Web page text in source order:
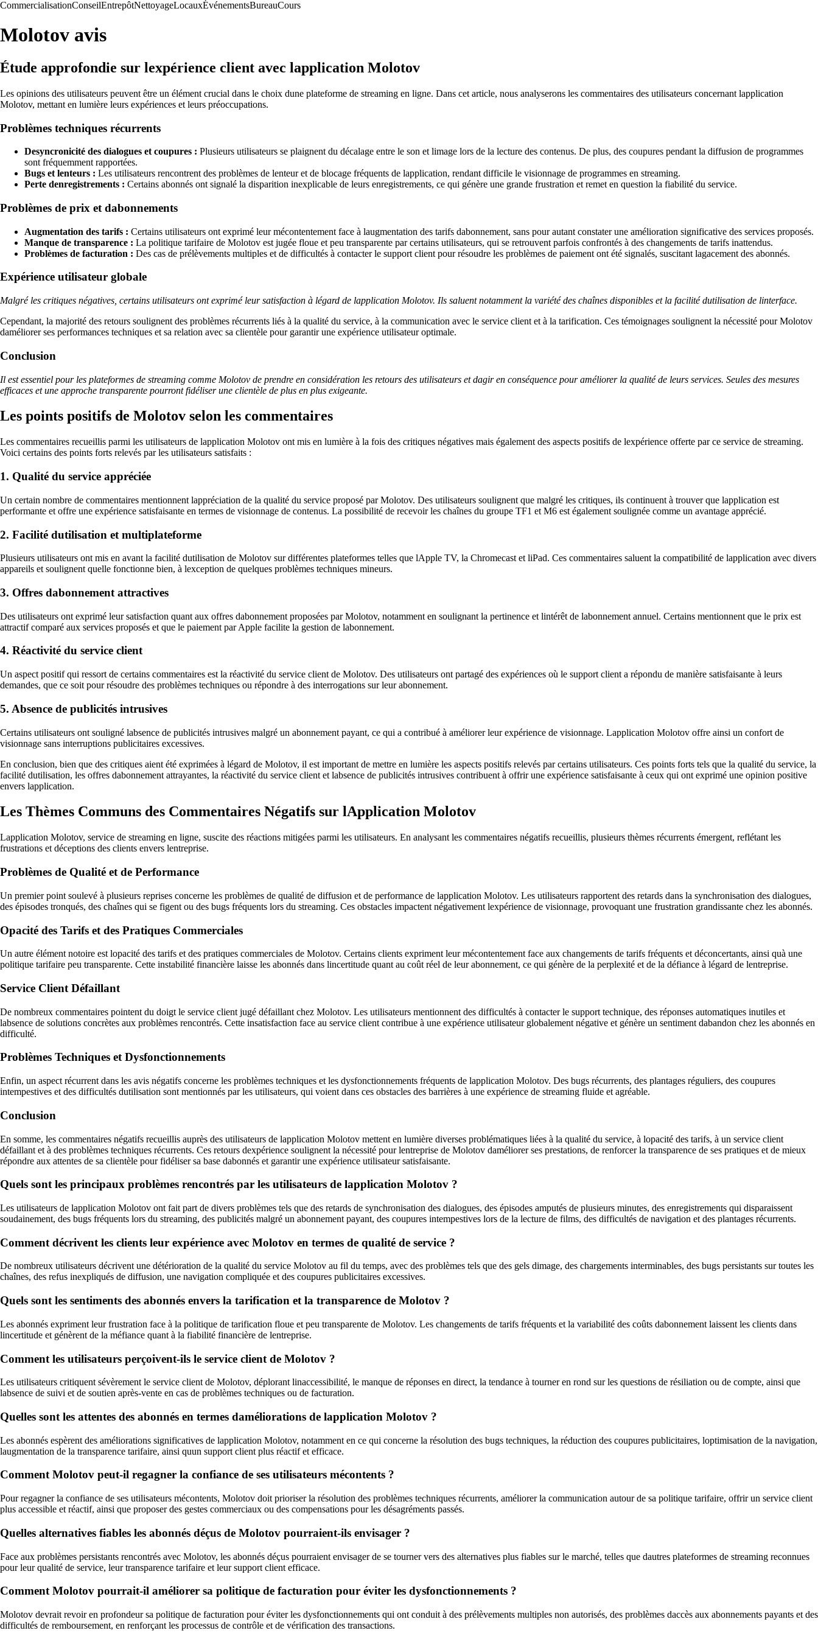
CommercialisationConseilEntrepôtNettoyageLocauxÉvénementsBureauCours
Molotov avis
Étude approfondie sur lexpérience client avec lapplication Molotov
Les opinions des utilisateurs peuvent être un élément crucial dans le choix dune plateforme de streaming en ligne. Dans cet article, nous analyserons les commentaires des utilisateurs concernant lapplication
Molotov, mettant en lumière leurs expériences et leurs préoccupations.
Problèmes techniques récurrents
Desyncronicité des dialogues et coupures : Plusieurs utilisateurs se plaignent du décalage entre le son et limage lors de la lecture des contenus. De plus, des coupures pendant la diffusion de programmes
sont fréquemment rapportées.
Bugs et lenteurs : Les utilisateurs rencontrent des problèmes de lenteur et de blocage fréquents de lapplication, rendant difficile le visionnage de programmes en streaming.
Perte denregistrements : Certains abonnés ont signalé la disparition inexplicable de leurs enregistrements, ce qui génère une grande frustration et remet en question la fiabilité du service.
Problèmes de prix et dabonnements
Augmentation des tarifs : Certains utilisateurs ont exprimé leur mécontentement face à laugmentation des tarifs dabonnement, sans pour autant constater une amélioration significative des services proposés.
Manque de transparence : La politique tarifaire de Molotov est jugée floue et peu transparente par certains utilisateurs, qui se retrouvent parfois confrontés à des changements de tarifs inattendus.
Problèmes de facturation : Des cas de prélèvements multiples et de difficultés à contacter le support client pour résoudre les problèmes de paiement ont été signalés, suscitant lagacement des abonnés.
Expérience utilisateur globale
Malgré les critiques négatives, certains utilisateurs ont exprimé leur satisfaction à légard de lapplication Molotov. Ils saluent notamment la variété des chaînes disponibles et la facilité dutilisation de linterface.
Cependant, la majorité des retours soulignent des problèmes récurrents liés à la qualité du service, à la communication avec le service client et à la tarification. Ces témoignages soulignent la nécessité pour Molotov
daméliorer ses performances techniques et sa relation avec sa clientèle pour garantir une expérience utilisateur optimale.
Conclusion
Il est essentiel pour les plateformes de streaming comme Molotov de prendre en considération les retours des utilisateurs et dagir en conséquence pour améliorer la qualité de leurs services. Seules des mesures
efficaces et une approche transparente pourront fidéliser une clientèle de plus en plus exigeante.
Les points positifs de Molotov selon les commentaires
Les commentaires recueillis parmi les utilisateurs de lapplication Molotov ont mis en lumière à la fois des critiques négatives mais également des aspects positifs de lexpérience offerte par ce service de streaming.
Voici certains des points forts relevés par les utilisateurs satisfaits :
1. Qualité du service appréciée
Un certain nombre de commentaires mentionnent lappréciation de la qualité du service proposé par Molotov. Des utilisateurs soulignent que malgré les critiques, ils continuent à trouver que lapplication est
performante et offre une expérience satisfaisante en termes de visionnage de contenus. La possibilité de recevoir les chaînes du groupe TF1 et M6 est également soulignée comme un avantage apprécié.
2. Facilité dutilisation et multiplateforme
Plusieurs utilisateurs ont mis en avant la facilité dutilisation de Molotov sur différentes plateformes telles que lApple TV, la Chromecast et liPad. Ces commentaires saluent la compatibilité de lapplication avec divers
appareils et soulignent quelle fonctionne bien, à lexception de quelques problèmes techniques mineurs.
3. Offres dabonnement attractives
Des utilisateurs ont exprimé leur satisfaction quant aux offres dabonnement proposées par Molotov, notamment en soulignant la pertinence et lintérêt de labonnement annuel. Certains mentionnent que le prix est
attractif comparé aux services proposés et que le paiement par Apple facilite la gestion de labonnement.
4. Réactivité du service client
Un aspect positif qui ressort de certains commentaires est la réactivité du service client de Molotov. Des utilisateurs ont partagé des expériences où le support client a répondu de manière satisfaisante à leurs
demandes, que ce soit pour résoudre des problèmes techniques ou répondre à des interrogations sur leur abonnement.
5. Absence de publicités intrusives
Certains utilisateurs ont souligné labsence de publicités intrusives malgré un abonnement payant, ce qui a contribué à améliorer leur expérience de visionnage. Lapplication Molotov offre ainsi un confort de
visionnage sans interruptions publicitaires excessives.
En conclusion, bien que des critiques aient été exprimées à légard de Molotov, il est important de mettre en lumière les aspects positifs relevés par certains utilisateurs. Ces points forts tels que la qualité du service, la
facilité dutilisation, les offres dabonnement attrayantes, la réactivité du service client et labsence de publicités intrusives contribuent à offrir une expérience satisfaisante à ceux qui ont exprimé une opinion positive
envers lapplication.
Les Thèmes Communs des Commentaires Négatifs sur lApplication Molotov
Lapplication Molotov, service de streaming en ligne, suscite des réactions mitigées parmi les utilisateurs. En analysant les commentaires négatifs recueillis, plusieurs thèmes récurrents émergent, reflétant les
frustrations et déceptions des clients envers lentreprise.
Problèmes de Qualité et de Performance
Un premier point soulevé à plusieurs reprises concerne les problèmes de qualité de diffusion et de performance de lapplication Molotov. Les utilisateurs rapportent des retards dans la synchronisation des dialogues,
des épisodes tronqués, des chaînes qui se figent ou des bugs fréquents lors du streaming. Ces obstacles impactent négativement lexpérience de visionnage, provoquant une frustration grandissante chez les abonnés.
Opacité des Tarifs et des Pratiques Commerciales
Un autre élément notoire est lopacité des tarifs et des pratiques commerciales de Molotov. Certains clients expriment leur mécontentement face aux changements de tarifs fréquents et déconcertants, ainsi quà une
politique tarifaire peu transparente. Cette instabilité financière laisse les abonnés dans lincertitude quant au coût réel de leur abonnement, ce qui génère de la perplexité et de la défiance à légard de lentreprise.
Service Client Défaillant
De nombreux commentaires pointent du doigt le service client jugé défaillant chez Molotov. Les utilisateurs mentionnent des difficultés à contacter le support technique, des réponses automatiques inutiles et
labsence de solutions concrètes aux problèmes rencontrés. Cette insatisfaction face au service client contribue à une expérience utilisateur globalement négative et génère un sentiment dabandon chez les abonnés en
difficulté.
Problèmes Techniques et Dysfonctionnements
Enfin, un aspect récurrent dans les avis négatifs concerne les problèmes techniques et les dysfonctionnements fréquents de lapplication Molotov. Des bugs récurrents, des plantages réguliers, des coupures
intempestives et des difficultés dutilisation sont mentionnés par les utilisateurs, qui voient dans ces obstacles des barrières à une expérience de streaming fluide et agréable.
Conclusion
En somme, les commentaires négatifs recueillis auprès des utilisateurs de lapplication Molotov mettent en lumière diverses problématiques liées à la qualité du service, à lopacité des tarifs, à un service client
défaillant et à des problèmes techniques récurrents. Ces retours dexpérience soulignent la nécessité pour lentreprise de Molotov daméliorer ses prestations, de renforcer la transparence de ses pratiques et de mieux
répondre aux attentes de sa clientèle pour fidéliser sa base dabonnés et garantir une expérience utilisateur satisfaisante.
Quels sont les principaux problèmes rencontrés par les utilisateurs de lapplication Molotov ?
Les utilisateurs de lapplication Molotov ont fait part de divers problèmes tels que des retards de synchronisation des dialogues, des épisodes amputés de plusieurs minutes, des enregistrements qui disparaissent
soudainement, des bugs fréquents lors du streaming, des publicités malgré un abonnement payant, des coupures intempestives lors de la lecture de films, des difficultés de navigation et des plantages récurrents.
Comment décrivent les clients leur expérience avec Molotov en termes de qualité de service ?
De nombreux utilisateurs décrivent une détérioration de la qualité du service Molotov au fil du temps, avec des problèmes tels que des gels dimage, des chargements interminables, des bugs persistants sur toutes les
chaînes, des refus inexpliqués de diffusion, une navigation compliquée et des coupures publicitaires excessives.
Quels sont les sentiments des abonnés envers la tarification et la transparence de Molotov ?
Les abonnés expriment leur frustration face à la politique de tarification floue et peu transparente de Molotov. Les changements de tarifs fréquents et la variabilité des coûts dabonnement laissent les clients dans
lincertitude et génèrent de la méfiance quant à la fiabilité financière de lentreprise.
Comment les utilisateurs perçoivent-ils le service client de Molotov ?
Les utilisateurs critiquent sévèrement le service client de Molotov, déplorant linaccessibilité, le manque de réponses en direct, la tendance à tourner en rond sur les questions de résiliation ou de compte, ainsi que
labsence de suivi et de soutien après-vente en cas de problèmes techniques ou de facturation.
Quelles sont les attentes des abonnés en termes daméliorations de lapplication Molotov ?
Les abonnés espèrent des améliorations significatives de lapplication Molotov, notamment en ce qui concerne la résolution des bugs techniques, la réduction des coupures publicitaires, loptimisation de la navigation,
laugmentation de la transparence tarifaire, ainsi quun support client plus réactif et efficace.
Comment Molotov peut-il regagner la confiance de ses utilisateurs mécontents ?
Pour regagner la confiance de ses utilisateurs mécontents, Molotov doit prioriser la résolution des problèmes techniques récurrents, améliorer la communication autour de sa politique tarifaire, offrir un service client
plus accessible et réactif, ainsi que proposer des gestes commerciaux ou des compensations pour les désagréments passés.
Quelles alternatives fiables les abonnés déçus de Molotov pourraient-ils envisager ?
Face aux problèmes persistants rencontrés avec Molotov, les abonnés déçus pourraient envisager de se tourner vers des alternatives plus fiables sur le marché, telles que dautres plateformes de streaming reconnues
pour leur qualité de service, leur transparence tarifaire et leur support client efficace.
Comment Molotov pourrait-il améliorer sa politique de facturation pour éviter les dysfonctionnements ?
Molotov devrait revoir en profondeur sa politique de facturation pour éviter les dysfonctionnements qui ont conduit à des prélèvements multiples non autorisés, des problèmes daccès aux abonnements payants et des
difficultés de remboursement, en renforçant les processus de contrôle et de vérification des transactions.